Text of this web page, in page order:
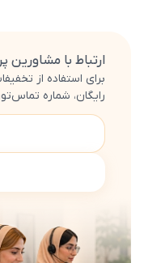
ارتباط با مشاورین
برای استفاده از
رایگان، شماره